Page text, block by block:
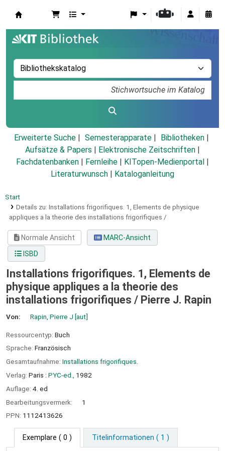
Erweiterte Suche Semesterapparate
Bibliotheken
Aufsätze & Papers
Elektronische Zeitschriften
Fachdatenbanken
Fernleihe KITopen-Medienportal
Literaturwunsch
Kataloganleitung
Start
Details zu: Installations frigorifiques. 1, Elements de physique
appliques a la theorie des installations frigorifiques /
Normale Ansicht
MARC-Ansicht
ISBD
Installations frigorifiques. 1, Elements de
physique appliques a la theorie des
installations frigorifiques / Pierre J. Rapin
Von: Rapin, Pierre J [aut]
Ressourcentyp: Buch
Sprache: Französisch
Gesamtaufnahme: Installations frigorifiques.
Verlag: Paris : PYC-ed.,
1982
Auflage: 4. ed
Bearbeitungsvermerk:
1
PPN: 1112413626
Exemplare ( 0 ) Titelinformationen ( 1 )